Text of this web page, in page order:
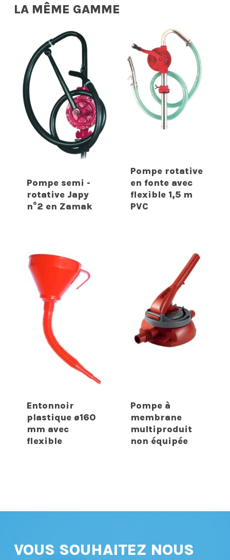
LA MÊME GAMME
Pompe semi -
rotative Japy
n°2 en Zamak
Pompe rotative
en fonte avec
flexible 1,5 m
PVC
Entonnoir
plastique ø160
mm avec
flexible
Pompe à
membrane
multiproduit
non équipée
VOUS SOUHAITEZ NOUS